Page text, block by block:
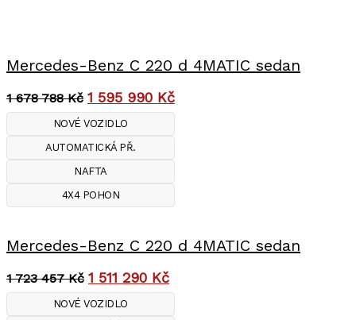
Mercedes-Benz C 220 d 4MATIC sedan
1 678 788Kč 1 595 990 Kč
NOVÉ VOZIDLO
AUTOMATICKÁ PŘ.
NAFTA
4X4 POHON
Mercedes-Benz C 220 d 4MATIC sedan
1 723 457Kč 1 511 290 Kč
NOVÉ VOZIDLO